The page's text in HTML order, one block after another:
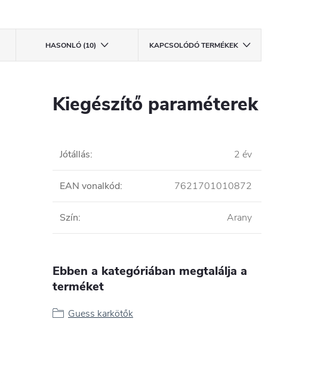
HASONLÓ (10) KAPCSOLÓDÓ TERMÉKEK
Kiegészítő paraméterek
Jótállás: 2 év
EAN vonalkód: 7621701010872
Szín: Arany
Ebben a kategóriában megtalálja a
terméket
Guess karkötők